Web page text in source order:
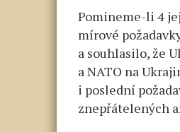
Pomineme-li 4
mírové
a souhlasilo, že
a NATO na
i poslední
znepřátelených